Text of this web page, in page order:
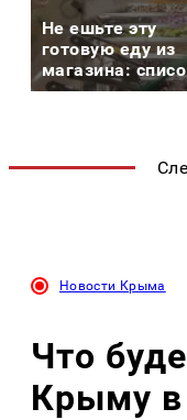
Не ешьте эту
готовую еду из
магазина:
Новости Крыма
Что
Крыму в